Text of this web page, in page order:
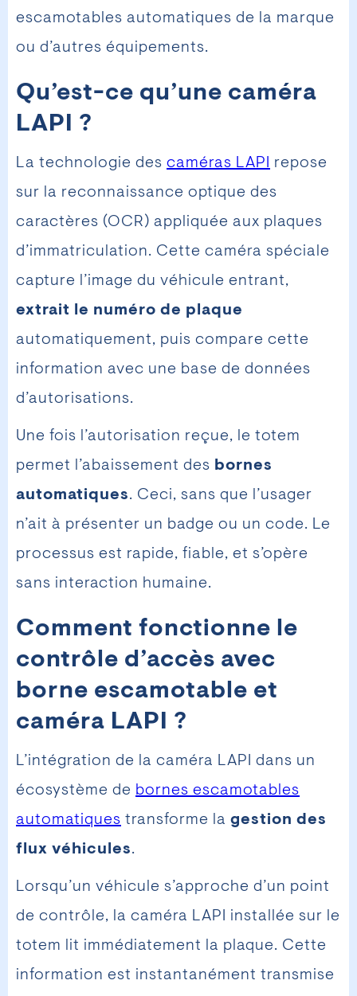
escamotables automatiques de la marque
ou d’autres équipements.
Qu’est-ce qu’une caméra
LAPI ?
La technologie des caméras LAPI
repose
sur la reconnaissance optique des
caractères (OCR) appliquée aux plaques
d’immatriculation. Cette caméra spéciale
capture l’image du véhicule entrant,
extrait le numéro de plaque
automatiquement, puis compare cette
information avec une base de données
d’autorisations.
Une fois l’autorisation reçue, le totem
permet l’abaissement des bornes
automatiques. Ceci, sans que l’usager
n’ait à présenter un badge ou un code. Le
processus est rapide, fiable, et s’opère
sans interaction humaine.
Comment fonctionne le
contrôle d’accès avec
borne escamotable et
caméra LAPI ?
L’intégration de la caméra LAPI dans un
écosystème de bornes escamotables
automatiques transforme la gestion des
flux véhicules.
Lorsqu’un véhicule s’approche d’un point
de contrôle, la caméra LAPI installée sur le
totem lit immédiatement la plaque. Cette
information est instantanément transmise